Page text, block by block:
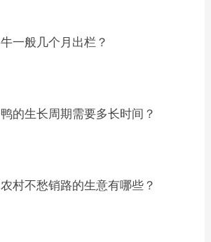
牛一般几个月出栏？
鸭的生长周期需要多长时间？
农村不愁销路的生意有哪些？